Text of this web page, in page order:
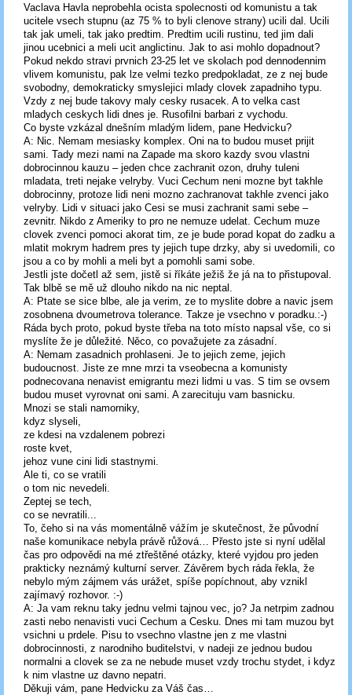
Vaclava Havla neprobehla ocista spolecnosti od komunistu a tak
ucitele vsech stupnu (az 75 % to byli clenove strany) ucili dal. Ucili
tak jak umeli, tak jako predtim. Predtim ucili rustinu, ted jim dali
jinou ucebnici a meli ucit anglictinu. Jak to asi mohlo dopadnout?
Pokud nekdo stravi prvnich 23-25 let ve skolach pod dennodennim
vlivem komunistu, pak lze velmi tezko predpokladat, ze z nej bude
svobodny, demokraticky smyslejici mlady clovek zapadniho typu.
Vzdy z nej bude takovy maly cesky rusacek. A to velka cast
mladych ceskych lidi dnes je. Rusofilni barbari z vychodu.
Co byste vzkázal dnešním mladým lidem, pane Hedvicku?
A: Nic. Nemam mesiasky komplex. Oni na to budou muset prijit
sami. Tady mezi nami na Zapade ma skoro kazdy svou vlastni
dobrocinnou kauzu – jeden chce zachranit ozon, druhy tuleni
mladata, treti nejake velryby. Vuci Cechum neni mozne byt takhle
dobrocinny, protoze lidi neni mozno zachranovat takhle zvenci jako
velryby. Lidi v situaci jako Cesi se musi zachranit sami sebe –
zevnitr. Nikdo z Ameriky to pro ne nemuze udelat. Cechum muze
clovek zvenci pomoci akorat tim, ze je bude porad kopat do zadku a
mlatit mokrym hadrem pres ty jejich tupe drzky, aby si uvedomili, co
jsou a co by mohli a meli byt a pomohli sami sobe.
Jestli jste dočetl až sem, jistě si říkáte ježiš že já na to přistupoval.
Tak blbě se mě už dlouho nikdo na nic neptal.
A: Ptate se sice blbe, ale ja verim, ze to myslite dobre a navic jsem
zosobnena dvoumetrova tolerance. Takze je vsechno v poradku.:-)
Ráda bych proto, pokud byste třeba na toto místo napsal vše, co si
myslíte že je důležité. Něco, co považujete za zásadní.
A: Nemam zasadnich prohlaseni. Je to jejich zeme, jejich
budoucnost. Jiste ze mne mrzi ta vseobecna a komunisty
podnecovana nenavist emigrantu mezi lidmi u vas. S tim se ovsem
budou muset vyrovnat oni sami. A zarecituju vam basnicku.
Mnozi se stali namorniky,
kdyz slyseli,
ze kdesi na vzdalenem pobrezi
roste kvet,
jehoz vune cini lidi stastnymi.
Ale ti, co se vratili
o tom nic nevedeli.
Zeptej se tech,
co se nevratili...
To, čeho si na vás momentálně vážím je skutečnost, že původní
naše komunikace nebyla právě růžová… Přesto jste si nyní udělal
čas pro odpovědi na mé ztřeštěné otázky, které vyjdou pro jeden
prakticky neznámý kulturní server. Závěrem bych ráda řekla, že
nebylo mým zájmem vás urážet, spíše popíchnout, aby vznikl
zajímavý rozhovor. :-)
A: Ja vam reknu taky jednu velmi tajnou vec, jo? Ja netrpim zadnou
zasti nebo nenavisti vuci Cechum a Cesku. Dnes mi tam muzou byt
vsichni u prdele. Pisu to vsechno vlastne jen z me vlastni
dobrocinnosti, z narodniho buditelstvi, v nadeji ze jednou budou
normalni a clovek se za ne nebude muset vzdy trochu stydet, i kdyz
k nim vlastne uz davno nepatri.
Děkuji vám, pane Hedvicku za Váš čas…